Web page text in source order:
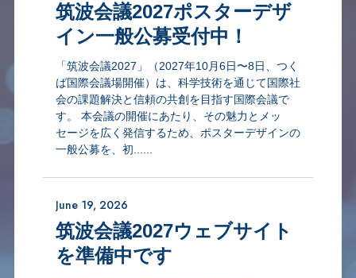
筑波会議2027ポスターデザ
イン一般公募受付中！
「筑波会議2027」（2027年10月6日〜8日、つく
ば国際会議場開催）は、科学技術を通じて国際社
会の課題解決と信頼の共創を目指す国際会議で
す。 本会議の開催にあたり、その魅力とメッ
セージを広く発信するため、ポスターデザインの
一般公募を、初......
June 19, 2026
筑波会議2027ウェブサイト
を準備中です